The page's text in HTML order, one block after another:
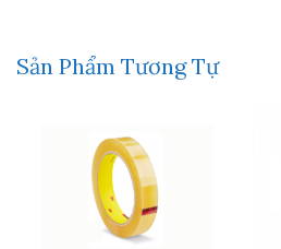
Các
thể
được
chọn
trên
trang
Sản Phẩm Tương Tự